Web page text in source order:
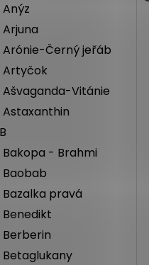
Anýz
Arjuna
Arónie-Černý jeřáb
Artyčok
Ašvaganda-Vitánie
Astaxanthin
B
Bakopa - Brahmi
Baobab
Bazalka pravá
Benedikt
Berberin
Betaglukany